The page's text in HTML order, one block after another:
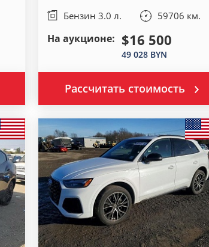
Бензин 3.0 л.
59706 км.
На аукционе: $16 500
49 028 BYN
Рассчитать стоимость